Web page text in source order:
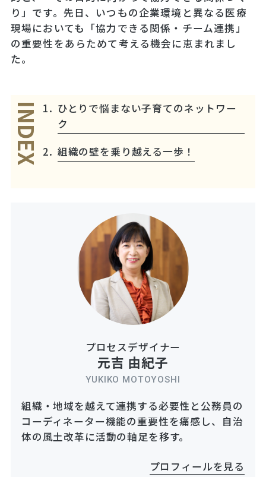
り」です。先日、いつもの企業環境と異なる医療
現場においても「協力できる関係・チーム連携」
の重要性をあらためて考える機会に恵まれまし
た。
INDEX
ひとりで悩まない子育てのネットワー
ク
組織の壁を乗り越える一歩！
プロセスデザイナー
元吉 由紀子
YUKIKO MOTOYOSHI
組織・地域を越えて連携する必要性と公務員の
コーディネーター機能の重要性を痛感し、自治
体の風土改革に活動の軸足を移す。
プロフィールを見る